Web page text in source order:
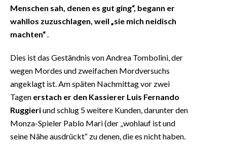
Menschen sah, denen es gut ging“, begann er
wahllos zuzuschlagen, weil „sie mich neidisch
machten“
Dies ist das Geständnis von Andrea Tombolini, der
wegen Mordes und zweifachen Mordversuchs
angeklagt ist. Am späten Nachmittag vor zwei
Tagen erstach er den Kassierer Luis Fernando
Ruggieriund schlug 5 weitere Kunden, darunter den
Monza-Spieler Pablo Marì (der „wohlauf ist und
seine Nähe ausdrückt“ zu denen, die es nicht haben.